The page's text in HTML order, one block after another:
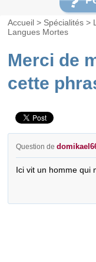
Accueil > Spécialités >
Langues Mortes
Merci de
cette
Question de
Ici vit un homme qui